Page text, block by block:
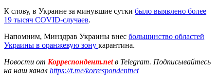
К слову, в Украине за минувшие сутки было выявлено более
19 тысяч COVID-случаев.
Напомним, Минздрав Украины внес большинство областей
Украины в оранжевую зону карантина.
Новости от Корреспондент.netв Telegram. Подписывайтесь
на наш канал https://t.me/korrespondentnet